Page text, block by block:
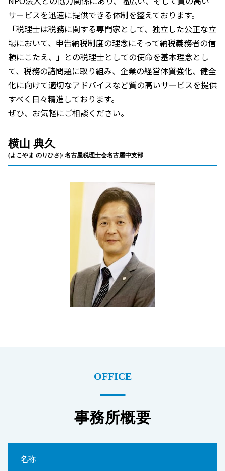
サービスを迅速に提供できる体制を整えております。
「税理士は税務に関する専門家として、独立した公正な立
場において、申告納税制度の理念にそって納税義務者の信
頼にこたえ、」との税理士としての使命を基本理念とし
て、税務の諸問題に取り組み、企業の経営体質強化、健全
化に向けて適切なアドバイスなど質の高いサービスを提供
すべく日々精進しております。
ぜひ、お気軽にご相談ください。
横山 典久
(よこやま のりひさ)/ 名古屋税理士会名古屋中支部
OFFICE
事務所概要
名称